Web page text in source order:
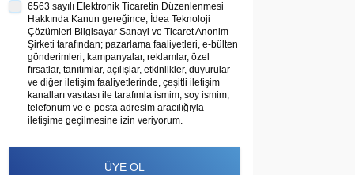
6563 sayılı Elektronik Ticaretin Düzenlenmesi
Hakkında Kanun gereğince, İdea Teknoloji
Çözümleri Bilgisayar Sanayi ve Ticaret Anonim
Şirketi tarafından; pazarlama faaliyetleri, e-bülten
gönderimleri, kampanyalar, reklamlar, özel
fırsatlar, tanıtımlar, açılışlar, etkinlikler, duyurular
ve diğer iletişim faaliyetlerinde, çeşitli iletişim
kanalları vasıtası ile tarafımla ismim, soy ismim,
telefonum ve e-posta adresim aracılığıyla
iletişime geçilmesine izin veriyorum.
ÜYE OL